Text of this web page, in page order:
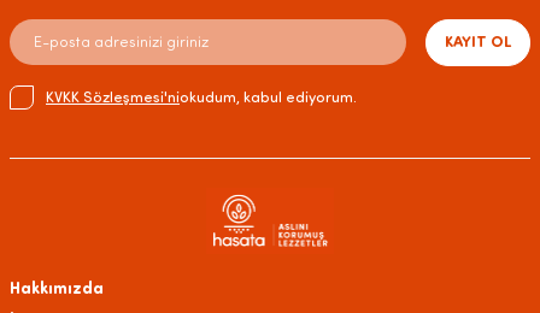
KAYIT OL
KVKK Sözleşmesi'niokudum, kabul ediyorum.
Hakkımızda